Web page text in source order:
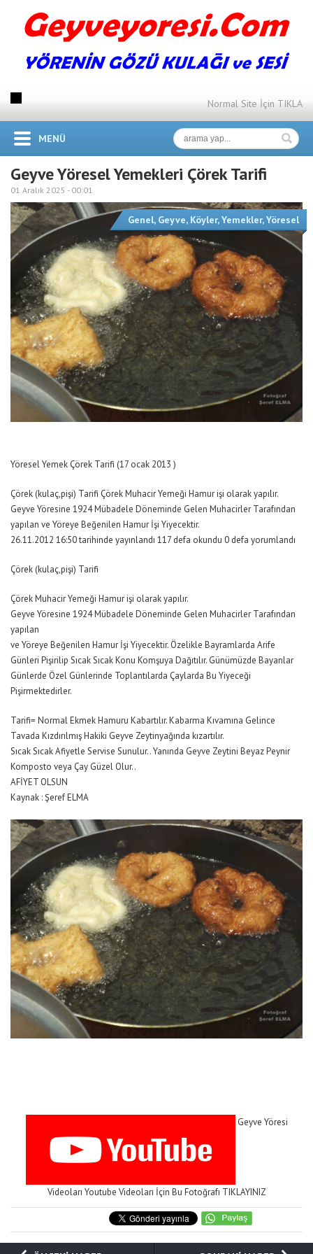
Normal Site İçin TIKLA
MENÜ
Geyve Yöresel Yemekleri Çörek Tarifi
01 Aralık 2025 - 00:01
Genel, Geyve, Köyler,Yemekler,Yöresel
Yöresel Yemek Çörek Tarifi (17 ocak 2013 )
Çörek (kulaç,pişi) Tarifi Çörek Muhacir Yemeği Hamur işi olarak yapılır.
Geyve Yöresine 1924 Mübadele Döneminde Gelen Muhacirler Tarafından
yapılan ve Yöreye Beğenilen Hamur İşi Yiyecektir.
26.11.2012 16:50 tarihinde yayınlandı 117 defa okundu 0 defa yorumlandı
Çörek (kulaç,pişi) Tarifi
Çörek Muhacir Yemeği Hamur işi olarak yapılır.
Geyve Yöresine 1924 Mübadele Döneminde Gelen Muhacirler Tarafından
yapılan
ve Yöreye Beğenilen Hamur İşi Yiyecektir. Özelikle Bayramlarda Arife
Günleri Pişirilip Sıcak Sıcak Konu Komşuya Dağıtılır. Günümüzde Bayanlar
Günlerde Özel Günlerinde Toplantılarda Çaylarda Bu Yiyeceği
Pişirmektedirler.
Tarifi= Normal Ekmek Hamuru Kabartılır. Kabarma Kıvamına Gelince
Tavada Kızdırılmış Hakiki Geyve Zeytinyağında kızartılır.
Sıcak Sıcak Afiyetle Servise Sunulur.. Yanında Geyve Zeytini Beyaz Peynir
Komposto veya Çay Güzel Olur..
AFİYET OLSUN
Kaynak : Şeref ELMA
Geyve Yöresi
Videoları Youtube Videoları İçin Bu Fotoğrafı TIKLAYINIZ